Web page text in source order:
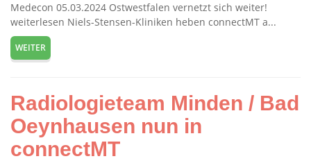
Medecon 05.03.2024 Ostwestfalen vernetzt sich weiter!
weiterlesen Niels-Stensen-Kliniken heben connectMT a...
WEITER
Radiologieteam Minden / Bad
Oeynhausen nun in
connectMT